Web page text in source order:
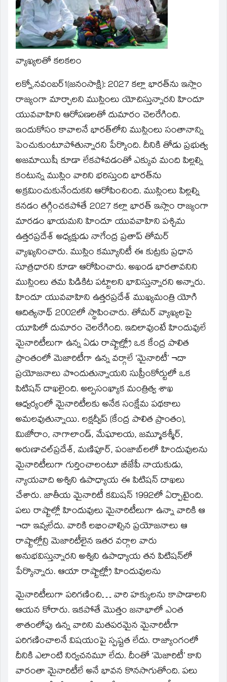
window)
వ్యాఖ్యలతో కలకలం
లక్నో,నవంబర్‌1(జ‌నంసాక్షి): 2027 కల్లా భారత్‌ను ఇస్లాం
రాజ్యంగా మార్చాలని ముస్లింలు యోచిస్తున్నారని హిందూ
యువవాహిని ఆరోపణలతో దుమారం చెలరేగింది.
ఇందుకోసం కావాలనే భారత్‌లోని ముస్లింలు సంతానాన్ని
పెంచుకుంటూపోతున్నారని పేర్కొంది. దీనికి తోడు ప్రభుత్వ
అజమాయిషీ కూడా లేకపోవడంతో ఎక్కువ మంది పిల్లల్ని
కంటున్న ముస్లిం వారిని భరిస్తుంది భారత్‌ను
అక్రమించుకునేందుకని ఆరోపించింది. ముస్లింలు పిల్లల్ని
కనడం తగ్గించకపోతే 2027 కల్లా భారత్‌ ఇస్లాం రాజ్యంగా
మారడం ఖాయమని హిందూ యువవాహిని పశ్చిమ
ఉత్తరప్రదేశ్‌ అధ్యక్షుడు నాగేంద్ర ప్రతాప్‌ తోమర్‌
వ్యాఖ్యనించారు. ముస్లిం కమ్యూనిటీ ఈ కుట్రకు ప్రధాన
సూత్రధారని కూడా ఆరోపించారు. అఖండ భారతావనిని
ముస్లింలు తమ పిడికిట పట్టాలని భావిస్తున్నారని అన్నారు.
హిందూ యువవాహిని ఉత్తరప్రదేశ్‌ ముఖ్యమంత్రి యోగి
ఆదిత్యనాథ్‌ 2002లో స్థాపించారు. తోమర్‌ వ్యాఖ్యలపై
యూపిలో దుమారం చెలరేగింది. ఇదిలావుంటే హిందువులే
మైనారిటీలుగా ఉన్న ఏడు రాష్టాల్ల్రో ఒక కేంద్ర పాలిత
ప్రాంతంలో మెజారిటీగా ఉన్న వర్గాలే ‘మైనారిటీ’ ¬దా
ప్రయోజనాలు పొందుతున్నాయని సుప్రీంకోర్టులో ఒక
పిటిషన్‌ దాఖలైంది. అల్పసంఖ్యాక మంత్రిత్వ శాఖ
ఆధ్వర్యంలో మైనారిటీలకు అనేక సంక్షేమ పథకాలు
అమలవుతున్నాయి. లక్షద్వీప్‌ (కేంద్ర పాలిత ప్రాంతం),
మిజోరాం, నాగాలాండ్‌, మేఘాలయ, జమ్మూకశ్మీర్‌,
అరుణాచల్‌ప్రదేశ్‌, మణిపూర్‌, పంజాబ్‌లలో హిందువులను
మైనారిటీలుగా గుర్తించాలంటూ బీజేపీ నాయకుడు,
న్యాయవాది అశ్విని ఉపాధ్యాయ ఈ పిటిషన్‌ దాఖలు
చేశారు. జాతీయ మైనారిటీ కమిషన్‌ 1992లో ఏర్పాటైంది.
పలు రాష్టాల్లో హిందువులు మైనారిటీలుగా ఉన్నా వారికి ఆ
¬దా ఇవ్వలేదు. వారికి లభించాల్సిన ప్రయోజనాలు ఆ
రాష్టాల్లోన్రి మెజారిటీలైన ఇతర వర్గాల వారు
అనుభవిస్తున్నారని అశ్విని ఉపాధ్యాయ తన పిటిషన్‌లో
పేర్కొన్నారు. ఆయా రాష్టాల్ల్రో హిందువులను
మైనారిటీలుగా పరిగణించి… వారి హక్కులను కాపాడాలని
ఆయన కోరారు. ఇకపోతే మొత్తం జనాభాలో ఎంత
శాతంలోపు ఉన్న వారిని మతపరమైన మైనారిటీగా
పరిగణించాలనే విషయంపై స్పష్టత లేదు. రాజ్యాంగంలో
దీనికి ఎలాంటి నిర్వచనమూ లేదు. దీంతో ‘మెజారిటీ’ కాని
వారంతా మైనారిటీలే అనే భావన కొనసాగుతోంది. పలు